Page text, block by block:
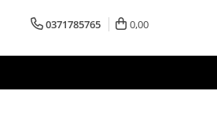
0371785765 0,00